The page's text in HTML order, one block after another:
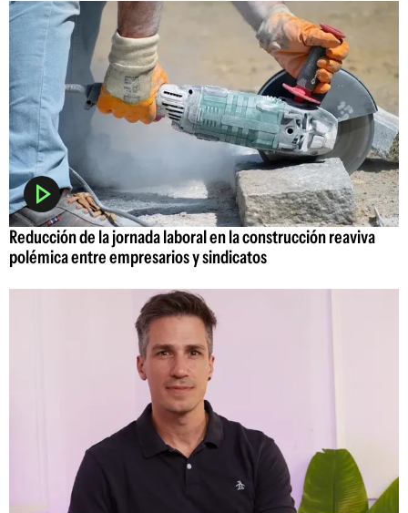
Reducción de la jornada laboral en la construcción reaviva
polémica entre empresarios y sindicatos